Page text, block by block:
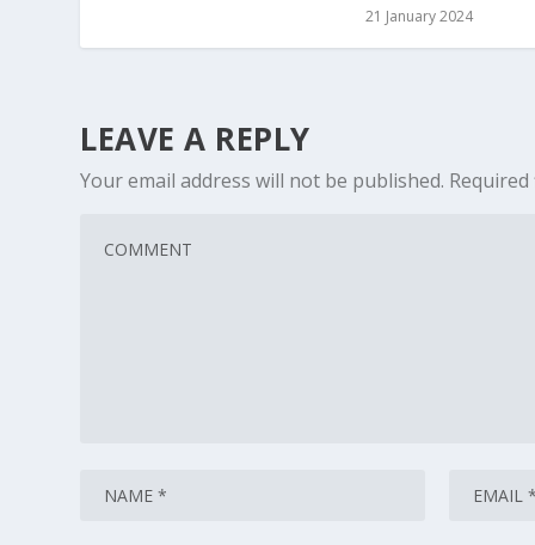
21 January 2024
LEAVE A REPLY
Your email address will not be published.